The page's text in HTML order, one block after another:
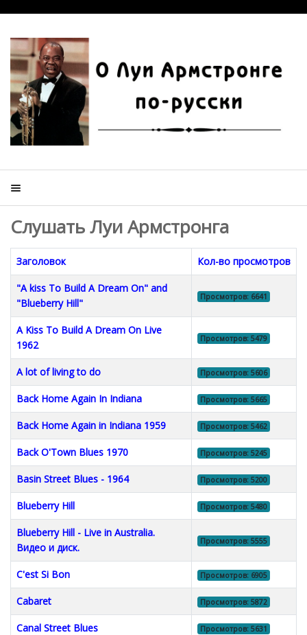
Слушать Луи Армстронга
Заголовок Кол-во просмотров
"A kiss To Build A Dream On" and
"Blueberry Hill"
Просмотров: 6641
A Kiss To Build A Dream On Live
1962
Просмотров: 5479
A lot of living to do Просмотров: 5606
Back Home Again In Indiana Просмотров: 5665
Back Home Again in Indiana 1959 Просмотров: 5462
Back O'Town Blues 1970 Просмотров: 5245
Basin Street Blues - 1964 Просмотров: 5200
Blueberry Hill Просмотров: 5480
Blueberry Hill - Live in Australia.
Видео и диск.
Просмотров: 5555
C'est Si Bon Просмотров: 6905
Cabaret Просмотров: 5872
Canal Street Blues Просмотров: 5631